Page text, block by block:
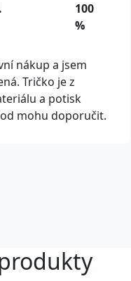
100
%
nákup a jsem
Tričko je z
a potisk
mohu doporučit.